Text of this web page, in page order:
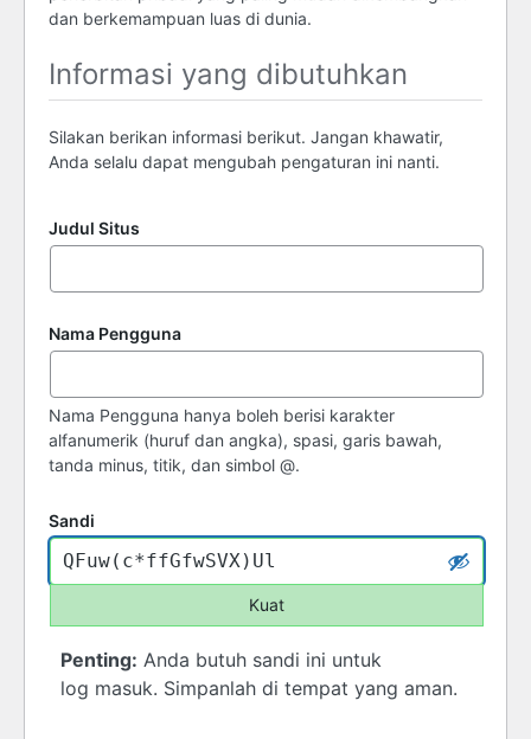
dan berkemampuan luas di dunia.
Informasi yang dibutuhkan
Silakan berikan informasi berikut. Jangan khawatir,
Anda selalu dapat mengubah pengaturan ini nanti.
Judul Situs
Nama Pengguna
Nama Pengguna hanya boleh berisi karakter
alfanumerik (huruf dan angka), spasi, garis bawah,
tanda minus, titik, dan simbol @.
Sandi
Kuat
Penting: Anda butuh sandi ini untuk
log masuk. Simpanlah di tempat yang aman.